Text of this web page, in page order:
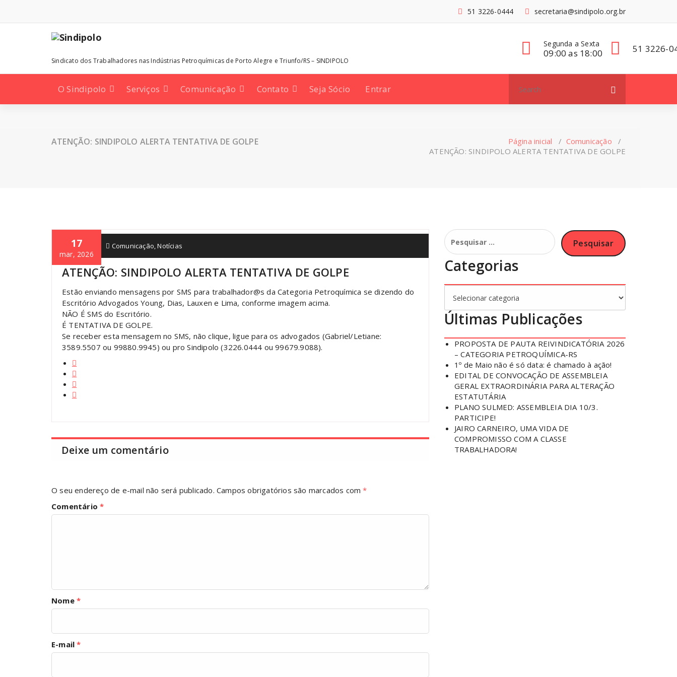
o
secretaria@sindipolo.org.br
51 3226-0444
Sindicato dos Trabalhadores nas Indústrias Petroquímicas de Porto Alegre e Triunfo/RS – SINDIPOLO
Segunda a Sexta
09:00 as 18:00 51 3226-
O Sindipolo Serviços Comunicação Contato Seja Sócio Entrar
for:
ATENÇÃO: SINDIPOLO ALERTA TENTATIVA DE GOLPE Página inicial / Comunicação /
ATENÇÃO: SINDIPOLO ALERTA TENTATIVA DE GOLPE
17
mar, 2026
sindipolo Comunicação ,Notícias
ATENÇÃO: SINDIPOLO ALERTA TENTATIVA DE GOLPE
Estão enviando mensagens por SMS para trabalhador@s da Categoria Petroquímica se dizendo do
Escritório Advogados Young, Dias, Lauxen e Lima, conforme imagem acima.
NÃO É SMS do Escritório.
É TENTATIVA DE GOLPE.
Se receber esta mensagem no SMS, não clique, ligue para os advogados (Gabriel/Letiane:
3589.5507 ou 99880.9945) ou pro Sindipolo (3226.0444 ou 99679.9088).
Deixe um comentário
O seu endereço de e-mail não será publicado. Campos obrigatórios são marcados com*
Comentário*
Nome *
E-mail*
Pesquisar
por:
Categorias
Últimas Publicações
PROPOSTA DE PAUTA REIVINDICATÓRIA 2026
– CATEGORIA PETROQUÍMICA-RS
1º de Maio não é só data: é chamado à ação!
EDITAL DE CONVOCAÇÃO DE ASSEMBLEIA
GERAL EXTRAORDINÁRIA PARA ALTERAÇÃO
ESTATUTÁRIA
PLANO SULMED: ASSEMBLEIA DIA 10/3.
PARTICIPE!
JAIRO CARNEIRO, UMA VIDA DE
COMPROMISSO COM A CLASSE
TRABALHADORA!